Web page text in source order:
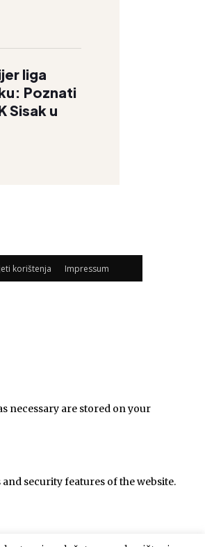
liga
Poznati
Sisak u
korištenja Impressum
necessary are stored on your
security features of the website.